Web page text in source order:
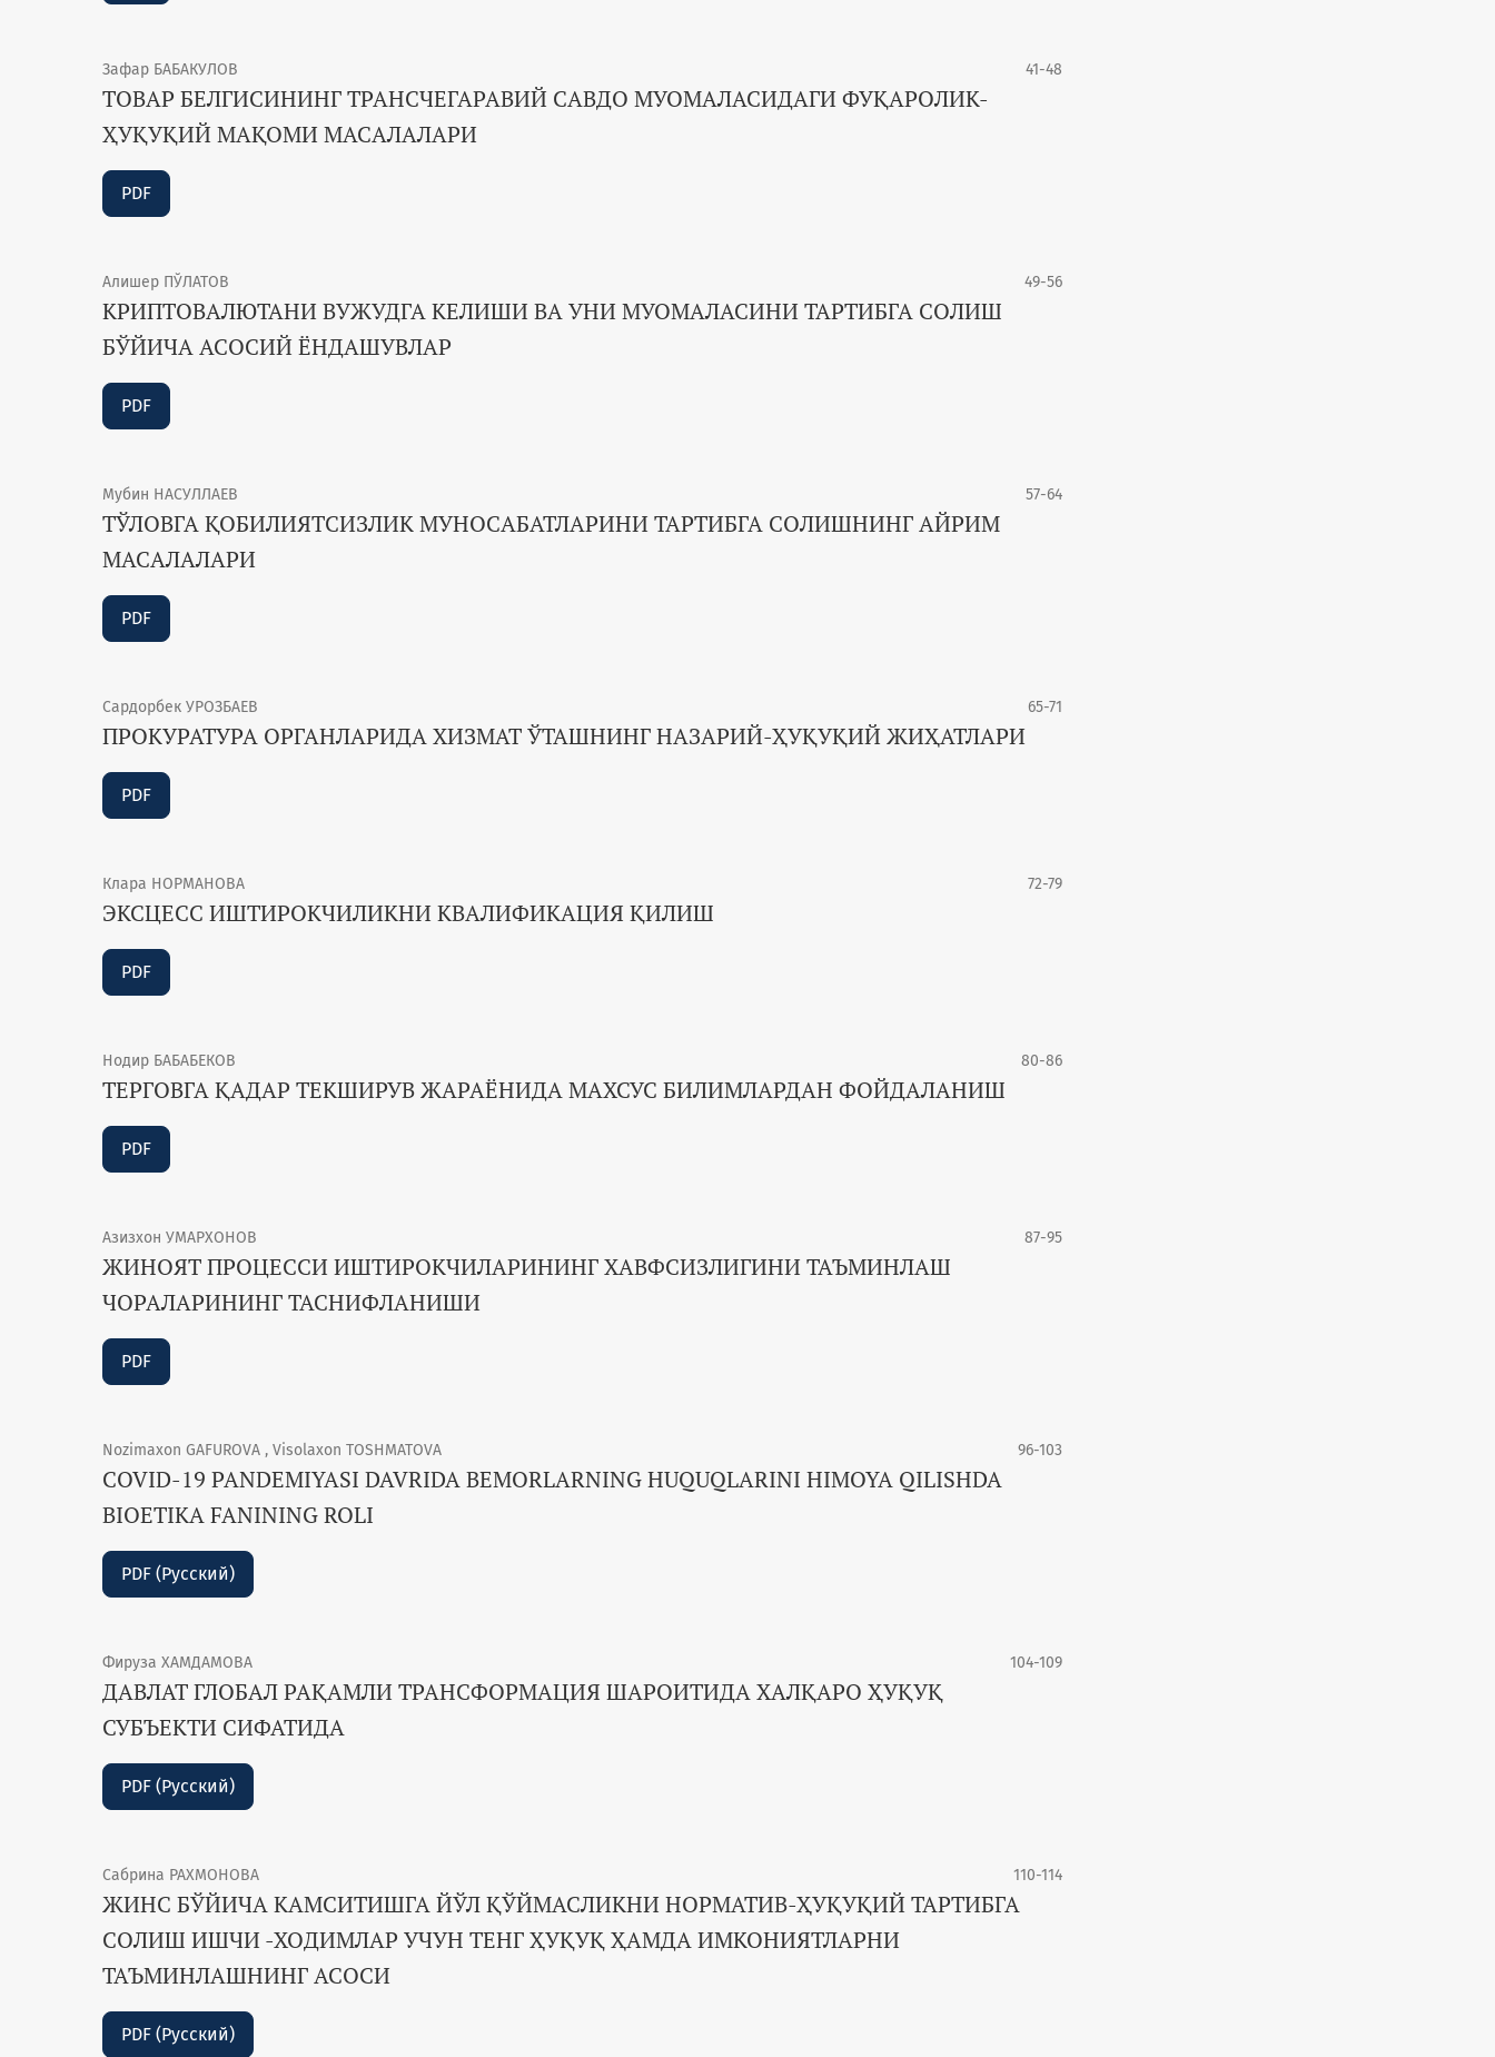
Зафар БАБАКУЛОВ 41-48
ТОВАР БЕЛГИСИНИНГ ТРАНСЧЕГАРАВИЙ САВДО МУОМАЛАСИДАГИ ФУҚАРОЛИК-
ҲУҚУҚИЙ МАҚОМИ МАСАЛАЛАРИ
PDF
Алишер ПЎЛАТОВ 49-56
КРИПТОВАЛЮТАНИ ВУЖУДГА КЕЛИШИ ВА УНИ МУОМАЛАСИНИ ТАРТИБГА СОЛИШ
БЎЙИЧА АСОСИЙ ЁНДАШУВЛАР
PDF
Мубин НАСУЛЛАЕВ 57-64
ТЎЛОВГА ҚОБИЛИЯТСИЗЛИК МУНОСАБАТЛАРИНИ ТАРТИБГА СОЛИШНИНГ АЙРИМ
МАСАЛАЛАРИ
PDF
Сардорбек УРОЗБАЕВ 65-71
ПРОКУРАТУРА ОРГАНЛАРИДА ХИЗМАТ ЎТАШНИНГ НАЗАРИЙ-ҲУҚУҚИЙ ЖИҲАТЛАРИ
PDF
Клара НОРМАНОВА 72-79
ЭКСЦЕСС ИШТИРОКЧИЛИКНИ КВАЛИФИКАЦИЯ ҚИЛИШ
PDF
Нодир БАБАБЕКОВ 80-86
ТЕРГОВГА ҚАДАР ТЕКШИРУВ ЖАРАЁНИДА МАХСУС БИЛИМЛАРДАН ФОЙДАЛАНИШ
PDF
Азизхон УМАРХОНОВ 87-95
ЖИНОЯТ ПРОЦЕССИ ИШТИРОКЧИЛАРИНИНГ ХАВФСИЗЛИГИНИ ТАЪМИНЛАШ
ЧОРАЛАРИНИНГ ТАСНИФЛАНИШИ
PDF
Nozimaxon GAFUROVA , Visolaxon TOSHMATOVA 96-103
COVID-19 PANDEMIYASI DAVRIDA BEMORLARNING HUQUQLARINI HIMOYA QILISHDA
BIOETIKА FANINING ROLI
PDF (Русский)
Фируза ХАМДАМОВА 104-109
ДАВЛАТ ГЛОБАЛ РАҚАМЛИ ТРАНСФОРМАЦИЯ ШАРОИТИДА ХАЛҚАРО ҲУҚУҚ
СУБЪЕКТИ СИФАТИДА
PDF (Русский)
Сабрина РАХМОНОВА 110-114
ЖИНС БЎЙИЧА КАМСИТИШГА ЙЎЛ ҚЎЙМАСЛИКНИ НОРМАТИВ-ҲУҚУҚИЙ ТАРТИБГА
СОЛИШ ИШЧИ -ХОДИМЛАР УЧУН ТЕНГ ҲУҚУҚ ҲАМДА ИМКОНИЯТЛАРНИ
ТАЪМИНЛАШНИНГ АСОСИ
PDF (Русский)